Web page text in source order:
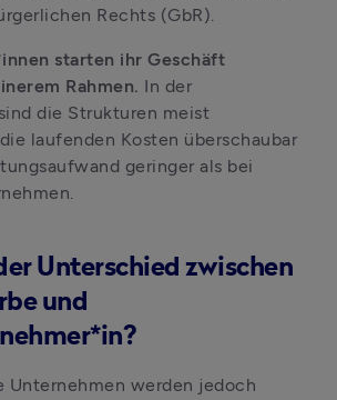
Rechts (GbR).
starten ihr Geschäft
Rahmen. In der
die Strukturen meist
laufenden Kosten überschaubar
geringer als bei
Unterschied zwischen
und
Unternehmen werden jedoch